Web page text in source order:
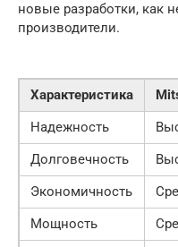
новые разработки, как
производители.
Характеристика
Надежность
Долговечность
Экономичность
Мощность